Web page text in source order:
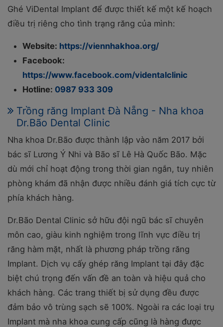
Ghé ViDental Implant để được thiết kế một kế hoạch
điều trị riêng cho tình trạng răng của mình:
Website: https://viennhakhoa.org/
Facebook:
https://www.facebook.com/videntalclinic
Hotline: 0987 933 309
Trồng răng Implant Đà Nẵng - Nha khoa
Dr.Bão Dental Clinic
Nha khoa Dr.Bão được thành lập vào năm 2017 bởi
bác sĩ Lương Ý Nhi và Bão sĩ Lê Hà Quốc Bão. Mặc
dù mới chỉ hoạt động trong thời gian ngắn, tuy nhiên
phòng khám đã nhận được nhiều đánh giá tích cực từ
phía khách hàng.
Dr.Bão Dental Clinic sở hữu đội ngũ bác sĩ chuyên
môn cao, giàu kinh nghiệm trong lĩnh vực điều trị
răng hàm mặt, nhất là phương pháp trồng răng
Implant. Dịch vụ cấy ghép răng Implant tại đây đặc
biệt chú trọng đến vấn đề an toàn và hiệu quả cho
khách hàng. Các trang thiết bị sử dụng đều được
đảm bảo vô trùng sạch sẽ 100%. Ngoài ra các loại trụ
Implant mà nha khoa cung cấp cũng là hàng được